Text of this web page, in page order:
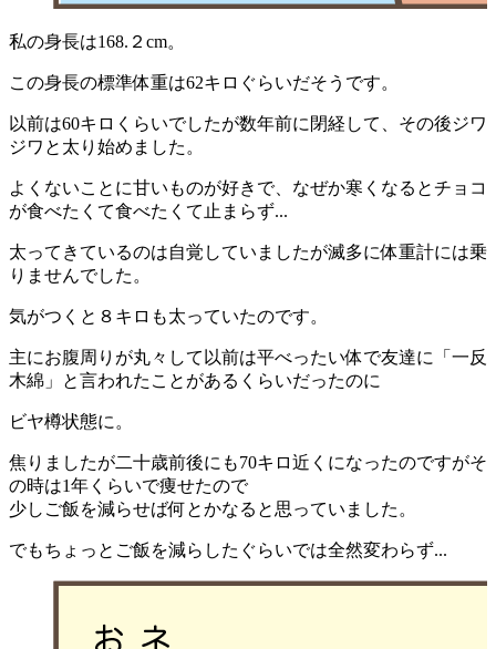
私の身長は168.２cm。
この身長の標準体重は62キロぐらいだそうです。
以前は60キロくらいでしたが数年前に閉経して、その後ジワ
ジワと太り始めました。
よくないことに甘いものが好きで、なぜか寒くなるとチョコ
が食べたくて食べたくて止まらず...
太ってきているのは自覚していましたが滅多に体重計には乗
りませんでした。
気がつくと８キロも太っていたのです。
主にお腹周りが丸々して以前は平べったい体で友達に「一反
木綿」と言われたことがあるくらいだったのに
ビヤ樽状態に。
焦りましたが二十歳前後にも70キロ近くになったのですがそ
の時は1年くらいで痩せたので
少しご飯を減らせば何とかなると思っていました。
でもちょっとご飯を減らしたぐらいでは全然変わらず...